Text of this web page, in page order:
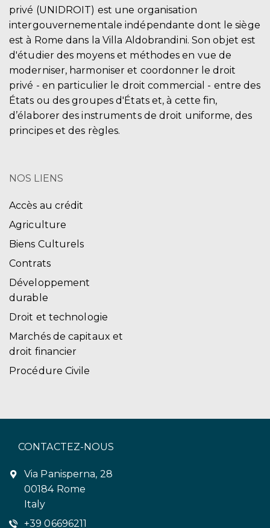
privé (UNIDROIT) est une organisation
intergouvernementale indépendante dont le siège
est à Rome dans la Villa Aldobrandini. Son objet est
d'étudier des moyens et méthodes en vue de
moderniser, harmoniser et coordonner le droit
privé - en particulier le droit commercial - entre des
États ou des groupes d'États et, à cette fin,
d’élaborer des instruments de droit uniforme, des
principes et des règles.
NOS LIENS
Accès au crédit
Agriculture
Biens Culturels
Contrats
Développement
durable
Droit et technologie
Marchés de capitaux et
droit financier
Procédure Civile
CONTACTEZ-NOUS
Via Panisperna, 28
00184 Rome
Italy
+39 06696211